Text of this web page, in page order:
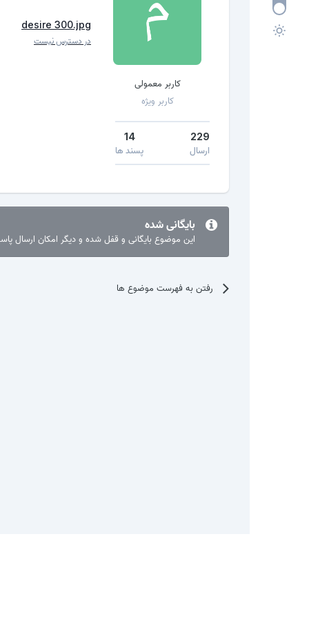
کاربر معمولی
کاربر ویژه
229
ارسال
14
پسند ها
desire 300.jpg
در دسترس نیست
بایگانی شده
این موضوع بایگانی و قفل شده و دیگر امکان ارسال
رفتن به فهرست موضوع ها